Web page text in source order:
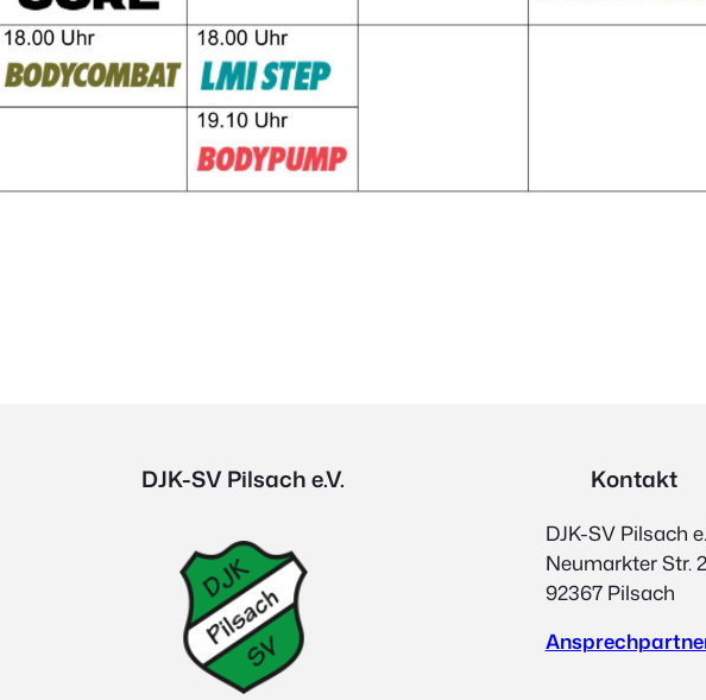
DJK-SV Pilsach e.V. Kontakt
DJK-SV Pilsach
Neumarkter Str.
92367 Pilsach